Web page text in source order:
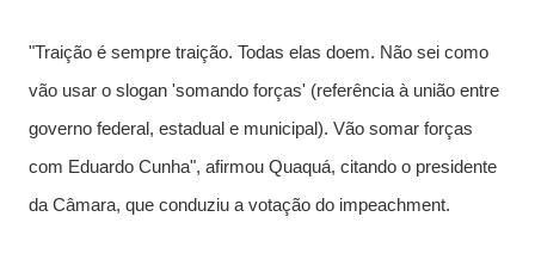
"Traição é sempre traição. Todas elas doem. Não sei como
vão usar o slogan 'somando forças' (referência à união entre
governo federal, estadual e municipal). Vão somar forças
com Eduardo Cunha", afirmou Quaquá, citando o presidente
da Câmara, que conduziu a votação do impeachment.